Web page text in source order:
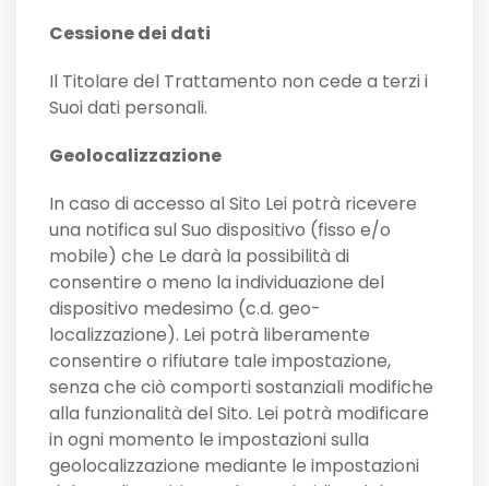
Cessione dei dati
Il Titolare del Trattamento non cede a terzi i
Suoi dati personali.
Geolocalizzazione
In caso di accesso al Sito Lei potrà ricevere
una notifica sul Suo dispositivo (fisso e/o
mobile) che Le darà la possibilità di
consentire o meno la individuazione del
dispositivo medesimo (c.d. geo-
localizzazione). Lei potrà liberamente
consentire o rifiutare tale impostazione,
senza che ciò comporti sostanziali modifiche
alla funzionalità del Sito. Lei potrà modificare
in ogni momento le impostazioni sulla
geolocalizzazione mediante le impostazioni